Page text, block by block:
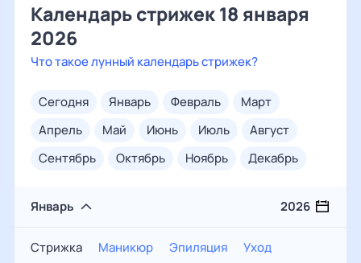
Календарь стрижек 18 января
2026
Что такое лунный календарь стрижек?
сегодня январь февраль
март
апрель
май июнь июль
август
сентябрь
октябрь ноябрь декабрь
Январь 2026
Стрижка Маникюр Эпиляция Уход